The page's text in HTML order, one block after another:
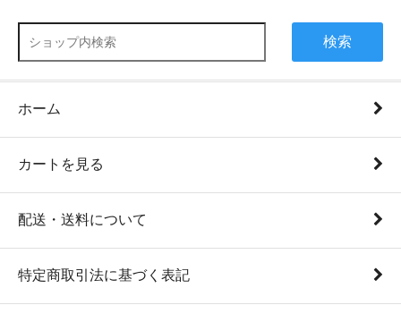
検索
ホーム
カートを見る
配送・送料について
特定商取引法に基づく表記